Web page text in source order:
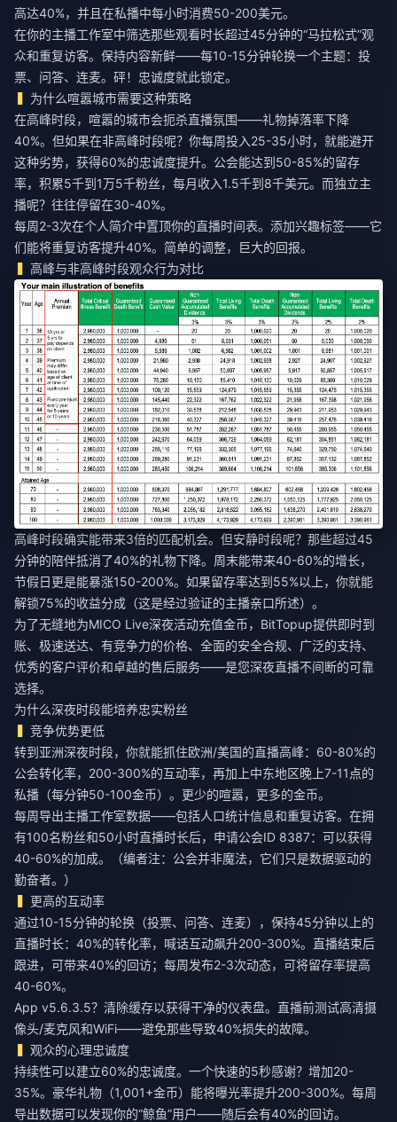
高达40%，并且在私播中每小时消费50-200美元。
在你的主播工作室中筛选那些观看时长超过45分钟的“马拉松式”观
众和重复访客。保持内容新鲜——每10-15分钟轮换一个主题：投
票、问答、连麦。砰！忠诚度就此锁定。
为什么喧嚣城市需要这种策略
在高峰时段，喧嚣的城市会扼杀直播氛围——礼物掉落率下降
40%。但如果在非高峰时段呢？你每周投入25-35小时，就能避开
这种劣势，获得60%的忠诚度提升。公会能达到50-85%的留存
率，积累5千到1万5千粉丝，每月收入1.5千到8千美元。而独立主
播呢？往往停留在30-40%。
每周2-3次在个人简介中置顶你的直播时间表。添加兴趣标签——它
们能将重复访客提升40%。简单的调整，巨大的回报。
高峰与非高峰时段观众行为对比
高峰时段确实能带来3倍的匹配机会。但安静时段呢？那些超过45
分钟的陪伴抵消了40%的礼物下降。周末能带来40-60%的增长，
节假日更是能暴涨150-200%。如果留存率达到55%以上，你就能
解锁75%的收益分成（这是经过验证的主播亲口所述）。
为了无缝地为MICO Live深夜活动充值金币，BitTopup提供即时到
账、极速送达、有竞争力的价格、全面的安全合规、广泛的支持、
优秀的客户评价和卓越的售后服务——是您深夜直播不间断的可靠
选择。
为什么深夜时段能培养忠实粉丝
竞争优势更低
转到亚洲深夜时段，你就能抓住欧洲/美国的直播高峰：60-80%的
公会转化率，200-300%的互动率，再加上中东地区晚上7-11点的
私播（每分钟50-100金币）。更少的喧嚣，更多的金币。
每周导出主播工作室数据——包括人口统计信息和重复访客。在拥
有100名粉丝和50小时直播时长后，申请公会ID 8387：可以获得
40-60%的加成。（编者注：公会并非魔法，它们只是数据驱动的
勤奋者。）
更高的互动率
通过10-15分钟的轮换（投票、问答、连麦），保持45分钟以上的
直播时长：40%的转化率，喊话互动飙升200-300%。直播结束后
跟进，可带来40%的回访；每周发布2-3次动态，可将留存率提高
40-60%。
App v5.6.3.5？清除缓存以获得干净的仪表盘。直播前测试高清摄
像头/麦克风和WiFi——避免那些导致40%损失的故障。
观众的心理忠诚度
持续性可以建立60%的忠诚度。一个快速的5秒感谢？增加20-
35%。豪华礼物（1,001+金币）能将曝光率提升200-300%。每周
导出数据可以发现你的“鲸鱼”用户——随后会有40%的回访。